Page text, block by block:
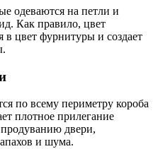
одеваются на петли и
Как правило, цвет
в цвет фурнитуры и создает
по всему периметру короба
плотное прилегание
продуванию двери,
и шума.